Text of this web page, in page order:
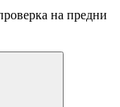
на предни